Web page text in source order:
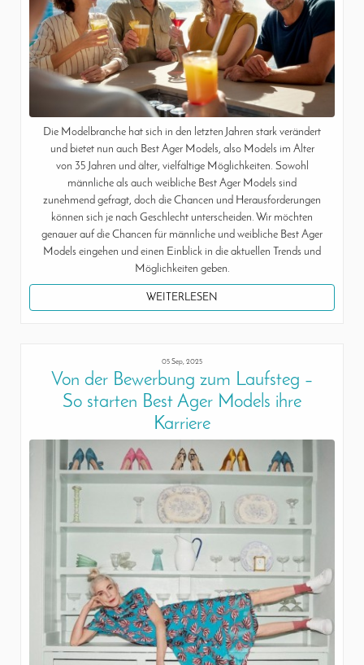
Die Modelbranche hat sich in den letzten Jahren stark verändert
und bietet nun auch Best Ager Models, also Models im Alter
von 35 Jahren und älter, vielfältige Möglichkeiten. Sowohl
männliche als auch weibliche Best Ager Models sind
zunehmend gefragt, doch die Chancen und Herausforderungen
können sich je nach Geschlecht unterscheiden. Wir möchten
genauer auf die Chancen für männliche und weibliche Best Ager
Models eingehen und einen Einblick in die aktuellen Trends und
Möglichkeiten geben.
WEITERLESEN
05 Sep, 2025
Von der Bewerbung zum Laufsteg –
So starten Best Ager Models ihre
Karriere